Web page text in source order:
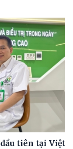
tiên tại Việt